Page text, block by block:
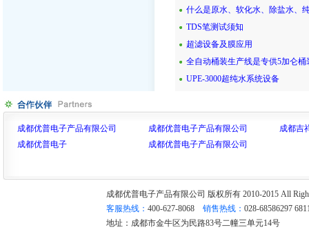
什么是原水、软化水、除盐水、
TDS笔测试须知
超滤设备及膜应用
全自动桶装生产线是专供5加仑
UPE-3000超纯水系统设备
成都优普电子产品有限公司 成都优普电子产品有限公司
成都吉
成都优普电子
成都优普电子产品有限公司
成都优普电子产品有限公司 版权所有 2010-2015 All
客服热线： 400-627-8068 销售热线： 028-68586297
地址：成都市金牛区为民路83号二幢三单元14号